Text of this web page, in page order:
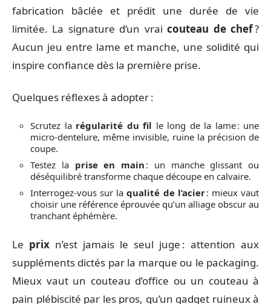
fabrication bâclée et prédit une durée de vie
limitée. La signature d’un vraicouteau de chef?
Aucun jeu entre lame et manche, une solidité qui
inspire confiance dès la première prise.
Quelques réflexes à adopter :
Scrutez la régularité du fil le long de la lame : une
micro-dentelure, même invisible, ruine la précision de
coupe.
Testez la prise en main : un manche glissant ou
déséquilibré transforme chaque découpe en calvaire.
Interrogez-vous sur laqualité de l’acier: mieux vaut
choisir une référence éprouvée qu’un alliage obscur au
tranchant éphémère.
Le prix n’est jamais le seul juge : attention aux
suppléments dictés par la marque ou le packaging.
Mieux vaut un couteau d’office ou un couteau à
pain plébiscité par les pros, qu’un gadget ruineux à